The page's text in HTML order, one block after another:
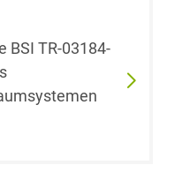
BSI TR-03184-